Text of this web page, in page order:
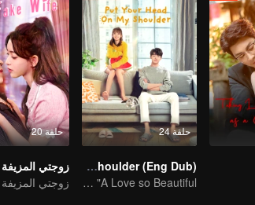
حلقة 24
Put Your Head On My Shoulder (Eng Dub)
It was adapted from the same series of novels as "A Love so Beautiful"
حلقة 20
زوجتي المزيفة
زوجتي المزيفة